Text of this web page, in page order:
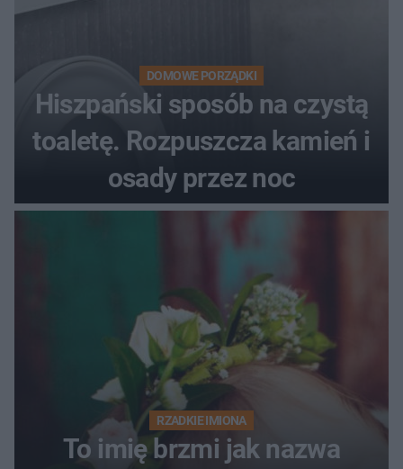
DOMOWE PORZĄDKI
Hiszpański sposób na czystą
toaletę. Rozpuszcza kamień i
osady przez noc
RZADKIE IMIONA
To imię brzmi jak nazwa